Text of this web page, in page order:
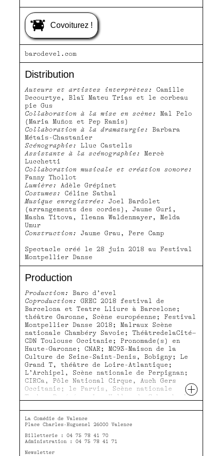
barodevel.com
Distribution
Auteurs et artistes interprètes:
Camille
Decourtye, Blaï Mateu Trias et le corbeau
pie Gus
Collaboration à la mise en scène:
Mal Pelo
(Maria Muñoz et Pep Ramis)
Collaboration à la dramaturgie:
Barbara
Métais-Chastanier
Scénographie:
Lluc Castells
Assistante à la scénographie:
Mercè
Lucchetti
Collaboration musicale et création sonore:
Fanny Thollot
Lumière:
Adèle Grépinet
Costumes:
Céline Sathal
Musique enregistrée:
Joel Bardolet
(arrangements des cordes), Jaume Guri,
Masha Titova, Ileana Waldenmayer, Melda
Umur
Construction:
Jaume Grau, Pere Camp
Spectacle créé le 28 juin 2018 au Festival
Montpellier Danse
Production
Production:
Baro d’evel
Coproduction:
GREC 2018 festival de
Barcelona et Teatre Lliure à Barcelone;
théâtre Garonne, Scène européenne; Festival
Montpellier Danse 2018; Malraux Scène
nationale Chambéry Savoie; ThéâtredelaCité–
CDN Toulouse Occitanie; Pronomade(s) en
Haute-Garonne; CNAR; MC93-Maison de la
Culture de Seine-Saint-Denis, Bobigny; Le
Grand T, théâtre de Loire-Atlantique;
L’Archipel, Scène nationale de Perpignan;
CIRCa, Pôle National Cirque, Auch Gers
Occitanie; le Parvis, Scène nationale
Tarbes-Pyrénées; Les Halles de Schaerbeek–
de quartier, pôle national cirque de Lille;
L’Estive, Scène nationale de Foix et de
l’Ariège; le festival BAD à Bilbao; le
Cirque Jules Verne, PNC Amiens; la Scène
nationale d’Albi dans le cadre du soutien
du FONDOC; Bonlieu, Scène nationale
+
Covoiturez !
La Comédie de Valence
Place Charles-Huguenel 26000 Valence
Billetterie : 04 75 78 41 70
Administration : 04 75 78 41 71
Newsletter